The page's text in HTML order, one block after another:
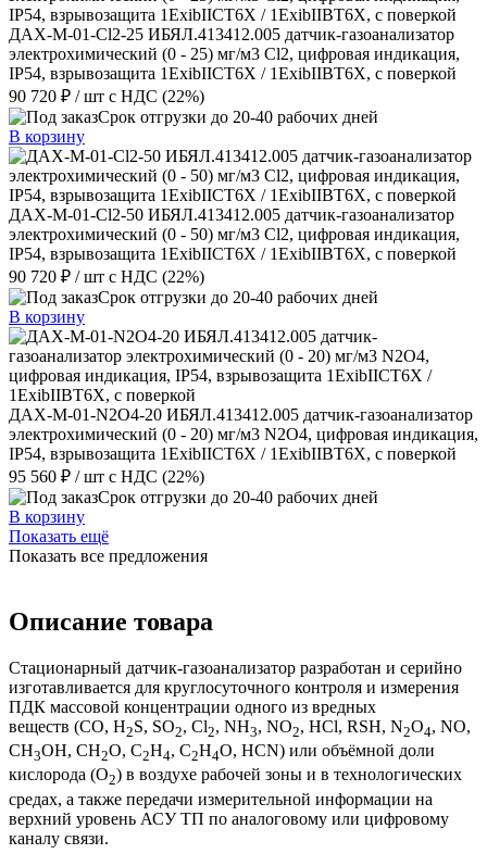
ДАХ-М-01-Cl2-25 ИБЯЛ.413412.005 датчик-газоанализатор
электрохимический (0 - 25) мг/м3 Cl2, цифровая индикация,
IP54, взрывозащита 1ExibIICT6X / 1ExibIIBT6X, с поверкой
90 720 ₽ / шт с НДС (22%)
Срок отгрузки до 20-40 рабочих дней
В корзину
ДАХ-М-01-Cl2-50 ИБЯЛ.413412.005 датчик-газоанализатор
электрохимический (0 - 50) мг/м3 Cl2, цифровая индикация,
IP54, взрывозащита 1ExibIICT6X / 1ExibIIBT6X, с поверкой
90 720 ₽ / шт с НДС (22%)
Срок отгрузки до 20-40 рабочих дней
В корзину
ДАХ-М-01-N2O4-20 ИБЯЛ.413412.005 датчик-газоанализатор
электрохимический (0 - 20) мг/м3 N2O4, цифровая индикация,
IP54, взрывозащита 1ExibIICT6X / 1ExibIIBT6X, с поверкой
95 560 ₽ / шт с НДС (22%)
Срок отгрузки до 20-40 рабочих дней
В корзину
Показать ещё
Показать все предложения
Описание товара
Стационарный датчик-газоанализатор разработан и серийно
изготавливается для круглосуточного контроля и измерения
ПДК массовой концентрации одного из вредных
веществ (CO, H2S, SO2, Cl2, NH3, NO2, HCl, RSH, N2O4, NO,
СН3ОН, СН2О, С2Н4, С2Н4О, HСN) или объёмной доли
кислорода (O2) в воздухе рабочей зоны и в технологических
средах, а также передачи измерительной информации на
верхний уровень АСУ ТП по аналоговому или цифровому
каналу связи.